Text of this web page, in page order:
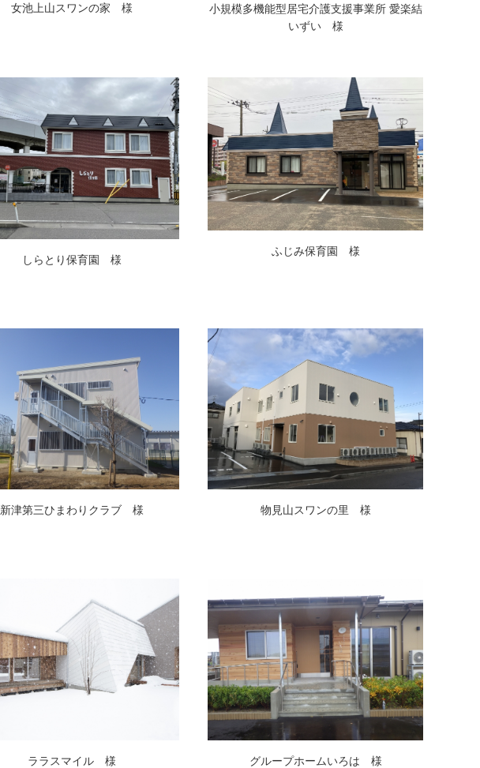
女池上山スワンの家 様
小規模多機能型居宅介護支援事業所 愛楽結
いずい 様
しらとり保育園 様
ふじみ保育園 様
新津第三ひまわりクラブ 様 物見山スワンの里 様
ララスマイル 様 グループホームいろは 様